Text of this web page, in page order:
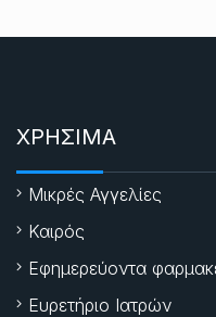
ΧΡΗΣΙΜΑ
Μικρές Αγγελίες
Καιρός
Εφημερεύοντα
Ευρετήριο Ιατρών